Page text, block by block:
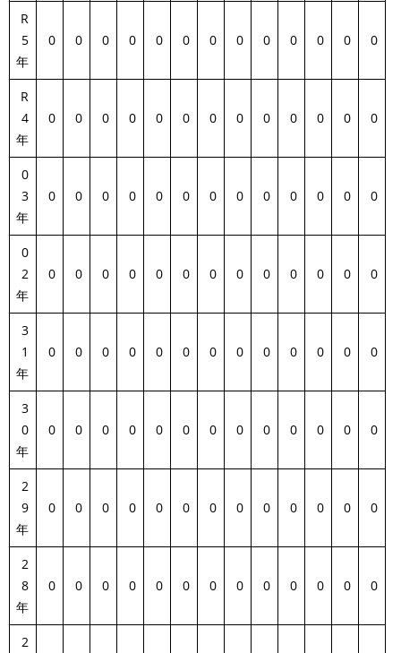
R
5
年
0 0 0 0 0 0 0 0 0 0 0 0 0
R
4
年
0 0 0 0 0 0 0 0 0 0 0 0 0
0
3
年
0 0 0 0 0 0 0 0 0 0 0 0 0
0
2
年
0 0 0 0 0 0 0 0 0 0 0 0 0
3
1
年
0 0 0 0 0 0 0 0 0 0 0 0 0
3
0
年
0 0 0 0 0 0 0 0 0 0 0 0 0
2
9
年
0 0 0 0 0 0 0 0 0 0 0 0 0
2
8
年
0 0 0 0 0 0 0 0 0 0 0 0 0
2